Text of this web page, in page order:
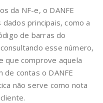
da NF-e, o DANFE
principais, como a
de barras do
esse número,
que comprove aquela
de contas o DANFE
não serve como nota